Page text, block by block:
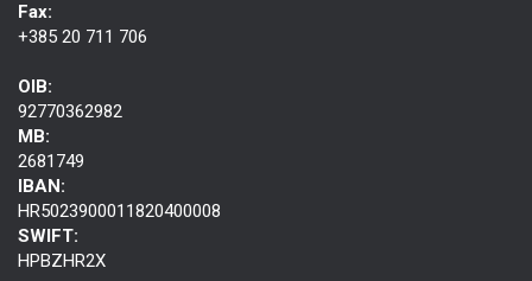
Fax:
+385 20 711 706
OIB:
92770362982
MB:
2681749
IBAN:
HR5023900011820400008
SWIFT:
HPBZHR2X